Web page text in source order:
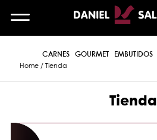
CARNES GOURMET EMBUTIDOS
Home/ Tienda
Tienda